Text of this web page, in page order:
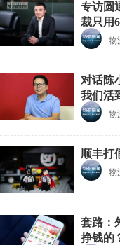
专访圆
裁只用
物
对话陈
我们活
物
顺丰打
物
套路：
挣钱的